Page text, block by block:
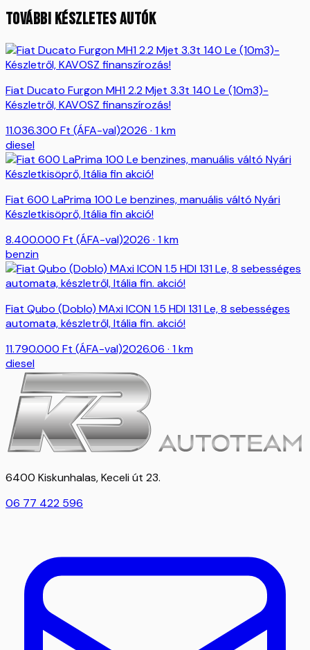
TOVÁBBI KÉSZLETES AUTÓK
Fiat Ducato Furgon MH1 2.2 Mjet 3.3t 140 Le (10m3)-
Készletről, KAVOSZ finanszírozás!
11.036.300 Ft (ÁFA-val)2026 · 1 km
diesel
Fiat 600 LaPrima 100 Le benzines, manuális váltó Nyári
Készletkisöprő, Itália fin akció!
8.400.000 Ft (ÁFA-val)2026 · 1 km
benzin
Fiat Qubo (Doblo) MAxi ICON 1.5 HDI 131 Le, 8 sebességes
automata, készletről, Itália fin. akció!
11.790.000 Ft (ÁFA-val)2026.06 · 1 km
diesel
6400 Kiskunhalas, Keceli út 23.
06 77 422 596